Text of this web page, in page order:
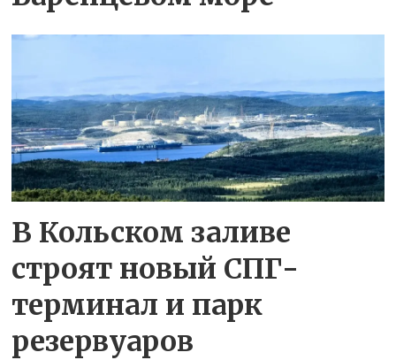
В Кольском заливе
строят новый СПГ-
терминал и парк
резервуаров